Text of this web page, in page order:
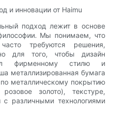
и инновации от Haimu
подход лежит в основе
Мы понимаем, что
требуются решения,
для того, чтобы дизайн
фирменному стилю и
металлизированная бумага
металлическому покрытию
золото), текстуре,
различными технологиями